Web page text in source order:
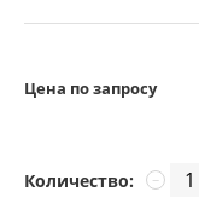
Цена по запросу
Количество: −